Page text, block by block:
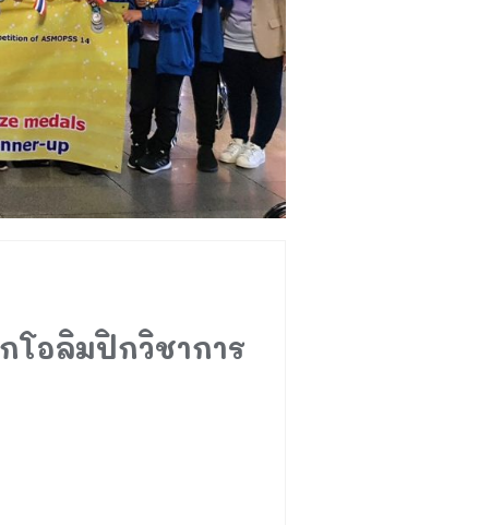
โอลิมปิกวิชาการ